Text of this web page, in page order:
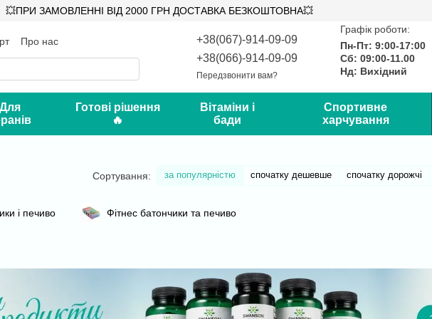
💥ПРИ ЗАМОВЛЕННІ ВІД 2000 ГРН ДОСТАВКА БЕЗКОШТОВНА💥
Про нас
Відгуки про магазин
+38(067)-914-09-09
+38(066)-914-09-09
Передзвонити вам?
Графік роботи:
Пн-Пт: 9:00-17:00
Сб: 09:00-11.00
Нд: Вихідний
Готові рішення
🔥
Вітаміни і
бади
Спортивне
харчування
Сортування: за популярністю спочатку дешевше спочатку дорожчі
і печиво Фітнес батончики та печиво